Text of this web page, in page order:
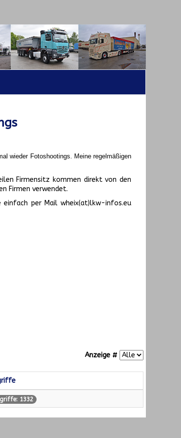
wieder Fotoshootings. Meine regelmäßigen
Firmensitz kommen direkt von den
Firmen verwendet.
einfach per Mail wheix(at)lkw-infos.eu
Anzeige #
1332